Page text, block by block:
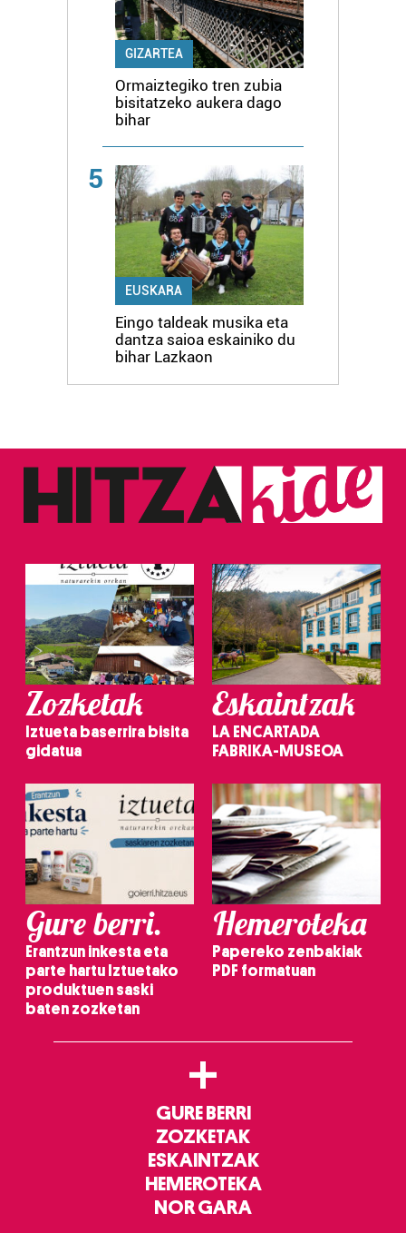
GIZARTEA
Ormaiztegiko tren zubia
bisitatzeko aukera dago
bihar
5
EUSKARA
Eingo taldeak musika eta
dantza saioa eskainiko du
bihar Lazkaon
Zozketak
Iztueta baserrira bisita
gidatua
Eskaintzak
LA ENCARTADA
FABRIKA-MUSEOA
Gure berri.
Erantzun inkesta eta
parte hartu Iztuetako
produktuen saski
baten zozketan
Hemeroteka
Papereko zenbakiak
PDF formatuan
+
GURE BERRI
ZOZKETAK
ESKAINTZAK
HEMEROTEKA
NOR GARA